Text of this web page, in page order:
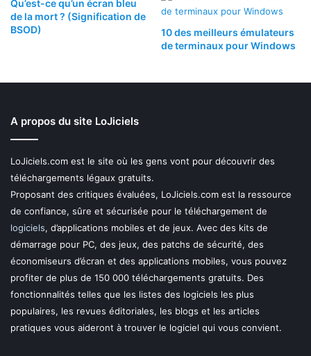
Qu’est-ce qu’un écran bleu
de la mort ? (Signification de
BSOD)
10 des meilleurs émulateurs
de terminaux pour Windows
A propos du site LoJiciels
LoJiciels.com est le site où les gens vont pour découvrir des
téléchargements légaux gratuits.
Proposant des critiques évaluées, LoJiciels.com est la ressource
de confiance, sûre et sécurisée pour le téléchargement de
logiciels, d’applications mobiles et de jeux. Avec des kits de
démarrage pour PC, des jeux, des patchs de sécurité, des
économiseurs d’écran et des applications mobiles, vous pouvez
profiter de plus de 150 000 téléchargements gratuits. Des
fonctionnalités telles que les listes des logiciels les plus
populaires, les revues éditoriales, les blogs et les articles
pratiques vous aideront à trouver le logiciel qui vous convient.